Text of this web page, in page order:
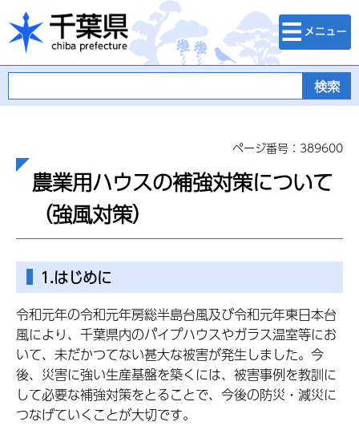
千葉県
検索・メニュ
ー
ページ番号：389600
農業用ハウスの補強対策について
（強風対策）
1.はじめに
令和元年の令和元年房総半島台風及び令和元年東日本台
風により、千葉県内のパイプハウスやガラス温室等にお
いて、未だかつてない甚大な被害が発生しました。今
後、災害に強い生産基盤を築くには、被害事例を教訓に
して必要な補強対策をとることで、今後の防災・減災に
つなげていくことが大切です。